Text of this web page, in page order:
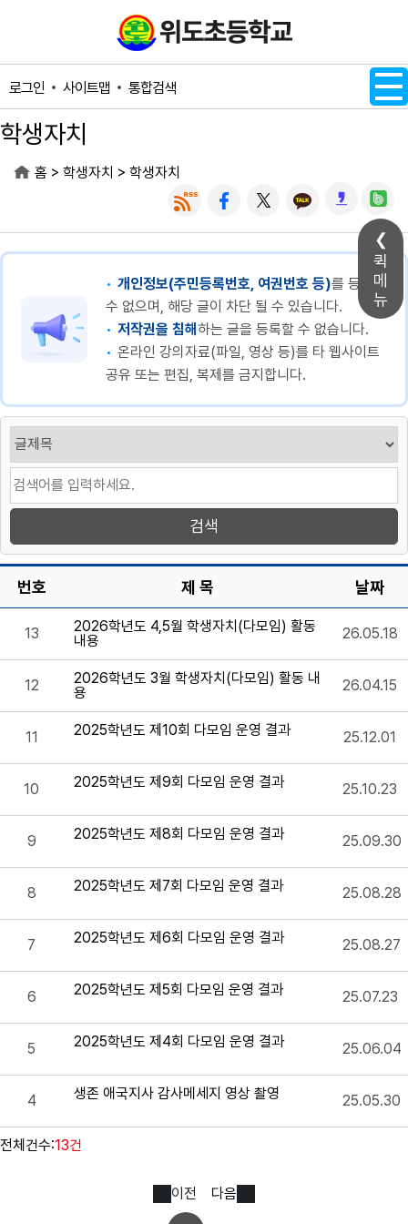
퀵
메
뉴
로그인 사이트맵 통합검색
학생자치
홈 > 학생자치 > 학생자치
개인정보(주민등록번호, 여권번호 등)를 등록할
수 없으며, 해당 글이 차단 될 수 있습니다.
저작권을 침해하는 글을 등록할 수 없습니다.
온라인 강의자료(파일, 영상 등)를 타 웹사이트
공유 또는 편집, 복제를 금지합니다.
번호 제 목 날짜
13
2026학년도 4,5월 학생자치(다모임) 활동
내용
26.05.18
12
2026학년도 3월 학생자치(다모임) 활동 내
용
26.04.15
11 2025학년도 제10회 다모임 운영 결과 25.12.01
10 2025학년도 제9회 다모임 운영 결과 25.10.23
9 2025학년도 제8회 다모임 운영 결과 25.09.30
8 2025학년도 제7회 다모임 운영 결과 25.08.28
7 2025학년도 제6회 다모임 운영 결과 25.08.27
6 2025학년도 제5회 다모임 운영 결과 25.07.23
5 2025학년도 제4회 다모임 운영 결과 25.06.04
4 생존 애국지사 감사메세지 영상 촬영 25.05.30
전체건수:13건
이전 다음